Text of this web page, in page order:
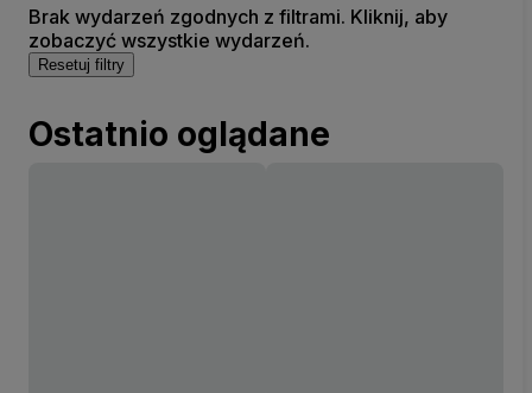
Brak wydarzeń zgodnych z filtrami. Kliknij, aby
zobaczyć wszystkie wydarzeń.
Resetuj filtry
Ostatnio oglądane